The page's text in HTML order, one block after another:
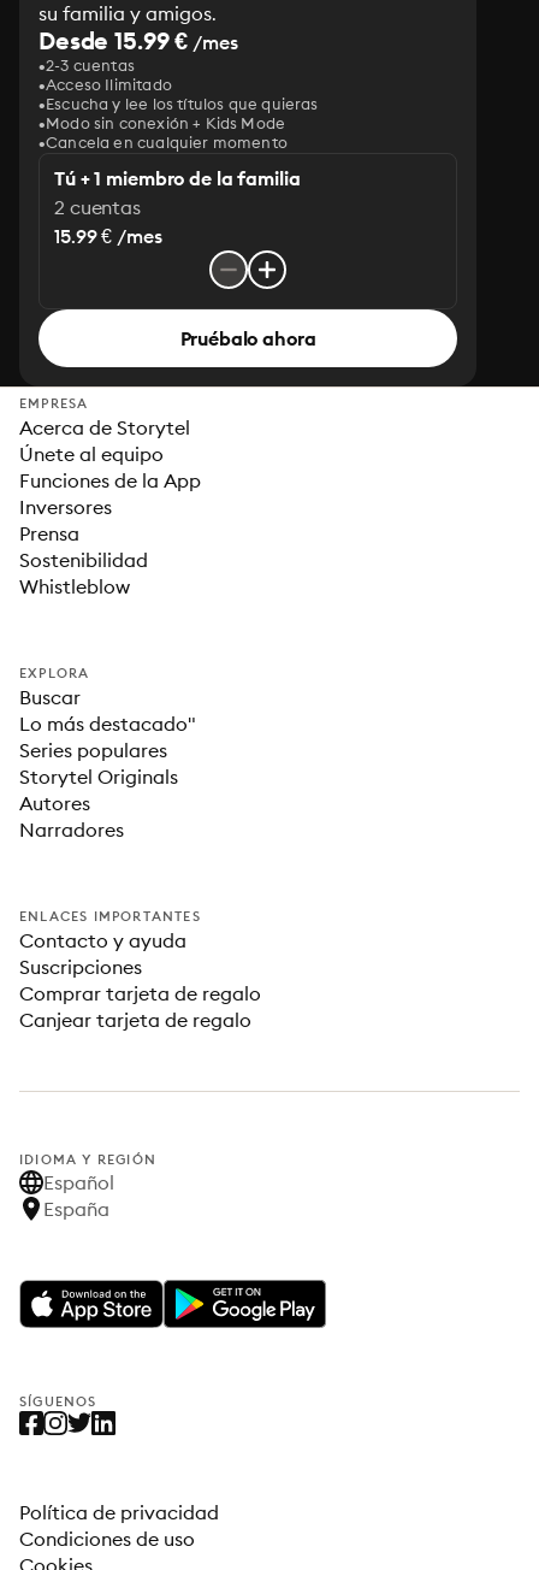
su familia y amigos.
Desde 15.99 € /mes
2-3 cuentas
Acceso Ilimitado
Escucha y lee los títulos que quieras
Modo sin conexión + Kids Mode
Cancela en cualquier momento
Tú + 1 miembro de la familia
2 cuentas
15.99 € /mes
Pruébalo ahora
EMPRESA
Acerca de Storytel
Únete al equipo
Funciones de la App
Inversores
Prensa
Sostenibilidad
Whistleblow
EXPLORA
Buscar
Lo más destacado"
Series populares
Storytel Originals
Autores
Narradores
ENLACES IMPORTANTES
Contacto y ayuda
Suscripciones
Comprar tarjeta de regalo
Canjear tarjeta de regalo
IDIOMA Y REGIÓN
Español
España
SÍGUENOS
Política de privacidad
Condiciones de uso
Cookies